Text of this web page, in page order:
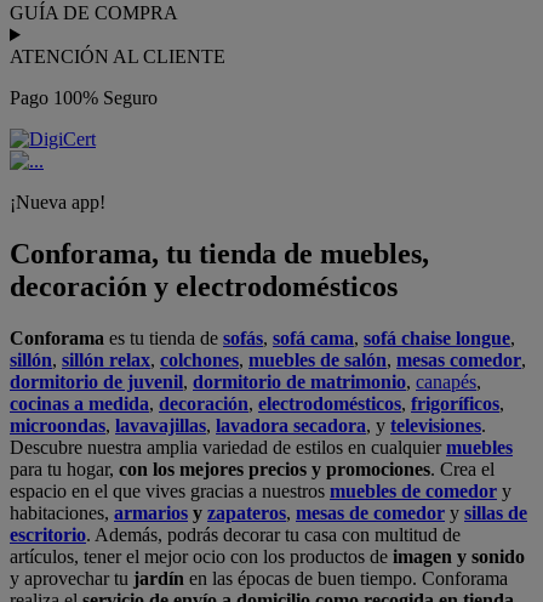
GUÍA DE COMPRA
ATENCIÓN AL CLIENTE
Pago 100% Seguro
¡Nueva app!
Conforama, tu tienda de muebles,
decoración y electrodomésticos
Conforama es tu tienda de sofás, sofá cama, sofá chaise longue,
sillón, sillón relax, colchones, muebles de salón, mesas comedor,
dormitorio de juvenil, dormitorio de matrimonio, canapés,
cocinas a medida, decoración, electrodomésticos, frigoríficos,
microondas, lavavajillas, lavadora secadora, y televisiones.
Descubre nuestra amplia variedad de estilos en cualquiermuebles
para tu hogar, con los mejores precios y promociones. Crea el
espacio en el que vives gracias a nuestros muebles de comedor y
habitaciones, armarios y zapateros, mesas de comedor y sillas de
escritorio. Además, podrás decorar tu casa con multitud de
artículos, tener el mejor ocio con los productos de imagen y sonido
y aprovechar tu jardín en las épocas de buen tiempo. Conforama